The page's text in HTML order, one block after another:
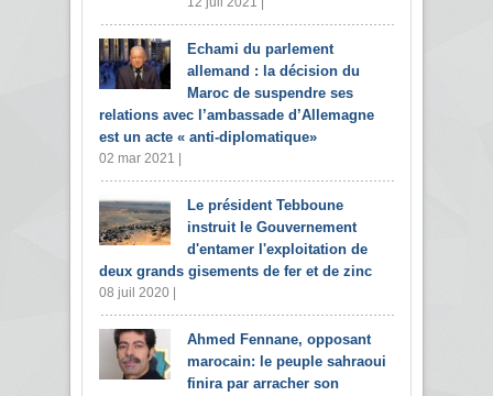
Echami du parlement
allemand : la décision du
Maroc de suspendre ses
relations avec l’ambassade d’Allemagne
est un acte « anti-diplomatique»
02 mar 2021 |
Le président Tebboune
instruit le Gouvernement
d'entamer l'exploitation de
deux grands gisements de fer et de zinc
08 juil 2020 |
Ahmed Fennane, opposant
marocain: le peuple sahraoui
finira par arracher son